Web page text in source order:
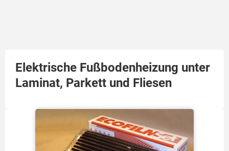
Elektrische Fußbodenheizung unter
Laminat, Parkett und Fliesen